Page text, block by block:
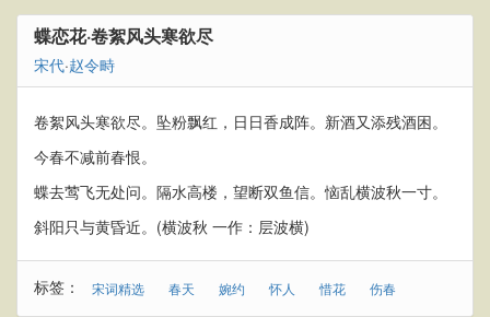
蝶恋花·卷絮风头寒欲尽
宋代·赵令畤
卷絮风头寒欲尽。坠粉飘红，日日香成阵。新酒又添残酒困。
今春不减前春恨。
蝶去莺飞无处问。隔水高楼，望断双鱼信。恼乱横波秋一寸。
斜阳只与黄昏近。(横波秋 一作：层波横)
标签： 宋词精选 春天 婉约 怀人 惜花 伤春